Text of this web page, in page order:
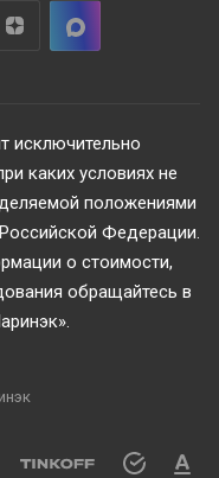
исключительно
каких условиях не
положениями
Федерации.
о стоимости,
обращайтесь в